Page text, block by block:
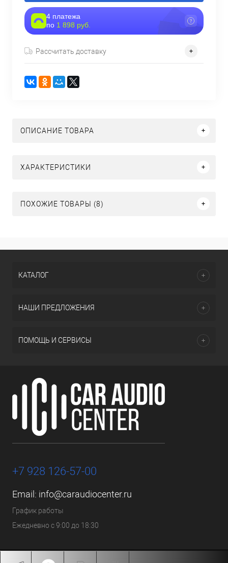
4 платежа
по 1 898 руб.
Рассчитать доставку
ОПИСАНИЕ ТОВАРА
ХАРАКТЕРИСТИКИ
ПОХОЖИЕ ТОВАРЫ (8)
КАТАЛОГ
НАШИ ПРЕДЛОЖЕНИЯ
ПОМОЩЬ И СЕРВИСЫ
+7 928 126-57-00
Email: info@caraudiocenter.ru
График работы
Ежедневно с 9:00 до 18:30